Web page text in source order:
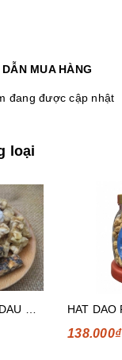
MUA HÀNG
đang được cập nhật
loại
138.000₫